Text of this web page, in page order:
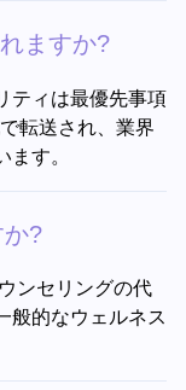
ますか?
ティは最優先事項
転送され、業界
す。
?
ンセリングの代
般的なウェルネス